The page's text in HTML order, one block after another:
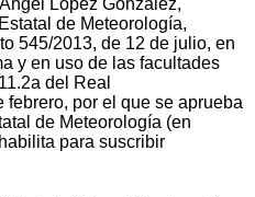
López González,
de Meteorología,
545/2013, de 12 de julio, en
y en uso de las facultades
del Real
febrero, por el que se aprueba
de Meteorología (en
para suscribir